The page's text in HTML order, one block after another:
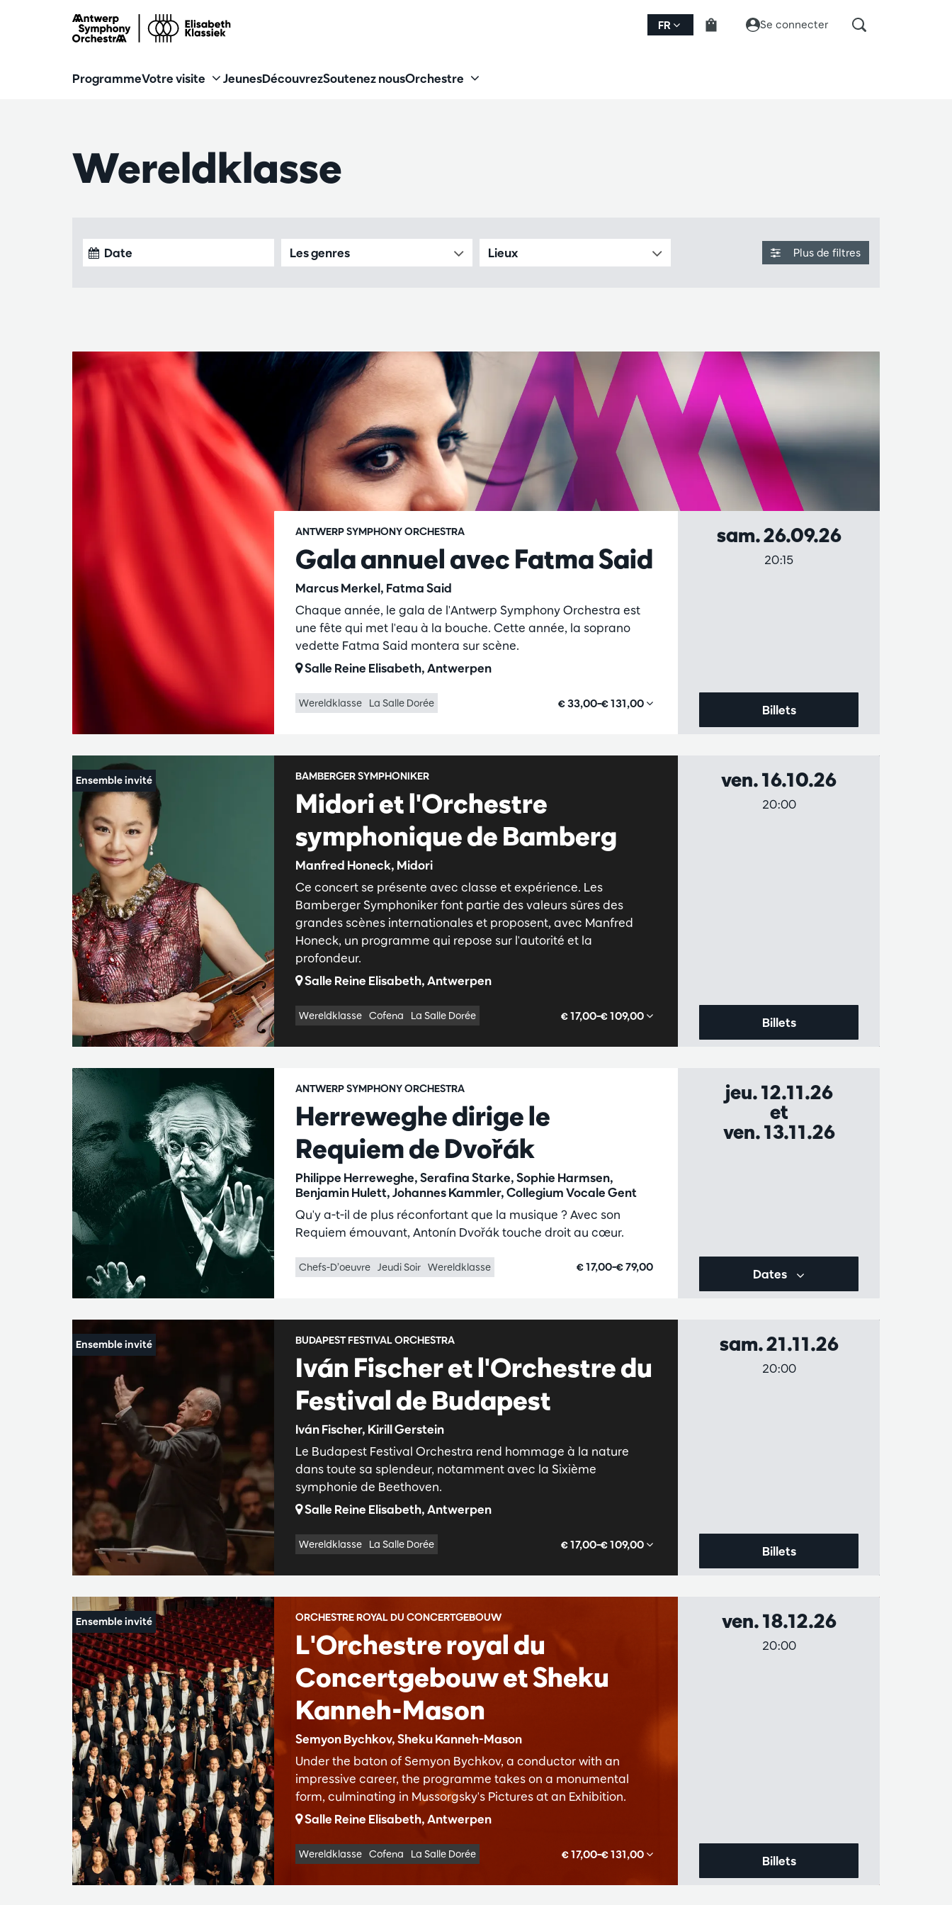
FR Se connecter
ProgrammeVotre visite JeunesDécouvrezSoutenez nousOrchestre
Wereldklasse
Les genres Lieux Plus de filtres
Gala annuel avec Fatma Said
Marcus Merkel, Fatma Said
ANTWERP SYMPHONY ORCHESTRA
Chaque année, le gala de l'Antwerp Symphony Orchestra est
une fête qui met l'eau à la bouche. Cette année, la soprano
vedette Fatma Said montera sur scène.
Salle Reine Elisabeth, Antwerpen
Wereldklasse La Salle Dorée € 33,00–€ 131,00
sam. 26.09.26
20:15
Billets
Midori et l'Orchestre
symphonique de Bamberg
Manfred Honeck, Midori
BAMBERGER SYMPHONIKER
Ce concert se présente avec classe et expérience. Les
Bamberger Symphoniker font partie des valeurs sûres des
grandes scènes internationales et proposent, avec Manfred
Honeck, un programme qui repose sur l'autorité et la
profondeur.
Salle Reine Elisabeth, Antwerpen
Wereldklasse Cofena La Salle Dorée € 17,00–€ 109,00
ven. 16.10.26
20:00
Billets
Herreweghe dirige le
Requiem de Dvořák
Philippe Herreweghe, Serafina Starke, Sophie Harmsen,
Benjamin Hulett, Johannes Kammler, Collegium Vocale Gent
ANTWERP SYMPHONY ORCHESTRA
Qu'y a-t-il de plus réconfortant que la musique ? Avec son
Requiem émouvant, Antonín Dvořák touche droit au cœur.
Chefs-D’oeuvre Jeudi Soir Wereldklasse € 17,00–€ 79,00
jeu. 12.11.26
et
ven. 13.11.26
Dates
Iván Fischer et l'Orchestre du
Festival de Budapest
Iván Fischer, Kirill Gerstein
BUDAPEST FESTIVAL ORCHESTRA
Le Budapest Festival Orchestra rend hommage à la nature
dans toute sa splendeur, notamment avec la Sixième
symphonie de Beethoven.
Salle Reine Elisabeth, Antwerpen
Wereldklasse La Salle Dorée € 17,00–€ 109,00
sam. 21.11.26
20:00
Billets
L'Orchestre royal du
Concertgebouw et Sheku
Kanneh-Mason
Semyon Bychkov, Sheku Kanneh-Mason
ORCHESTRE ROYAL DU CONCERTGEBOUW
Under the baton of Semyon Bychkov, a conductor with an
impressive career, the programme takes on a monumental
form, culminating in Mussorgsky's Pictures at an Exhibition.
Salle Reine Elisabeth, Antwerpen
Wereldklasse Cofena La Salle Dorée € 17,00–€ 131,00
ven. 18.12.26
20:00
Billets